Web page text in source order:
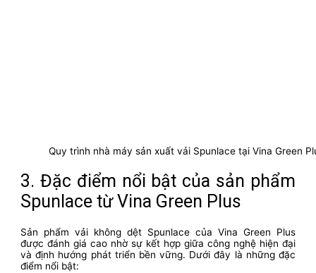
Quy trình nhà máy sản xuất vải Spunlace tại Vina Green
3. Đặc điểm nổi bật của sản phẩm
Spunlace từ Vina Green Plus
Sản phẩm vải không dệt Spunlace của Vina Green Plus
được đánh giá cao nhờ sự kết hợp giữa công nghệ hiện đại
và định hướng phát triển bền vững. Dưới đây là những đặc
điểm nổi bật: